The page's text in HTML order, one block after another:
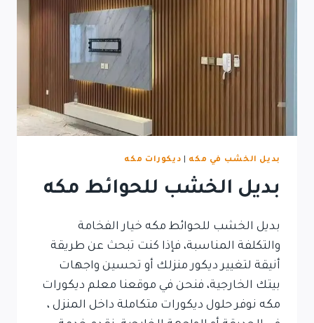
بديل الخشب في مكه ديكورات مكه
بديل الخشب للحوائط مكه
بديل الخشب للحوائط مكه خيار الفخامة
والتكلفة المناسبة، فإذا كنت تبحث عن طريقة
أنيقة لتغيير ديكور منزلك أو تحسين واجهات
بيتك الخارجية، فنحن في موقعنا معلم ديكورات
مكه نوفر حلول ديكورات متكاملة داخل المنزل ،